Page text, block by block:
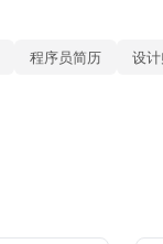
程序员简历 设